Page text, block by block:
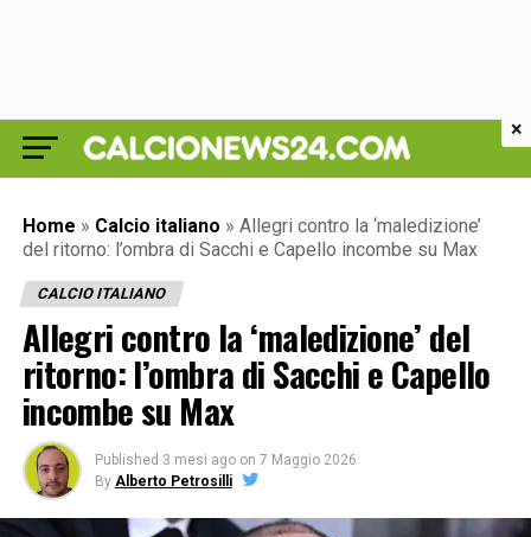
Home » Calcio italiano » Allegri contro la ‘maledizione’
del ritorno: l’ombra di Sacchi e Capello incombe su Max
CALCIO ITALIANO
Allegri contro la ‘maledizione’ del
ritorno: l’ombra di Sacchi e Capello
incombe su Max
Published 3 mesi ago on 7 Maggio 2026
By Alberto Petrosilli
×